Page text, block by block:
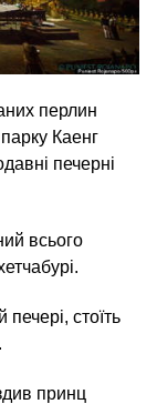
перлин
Каенг
печерні
всього
стоїть
принц